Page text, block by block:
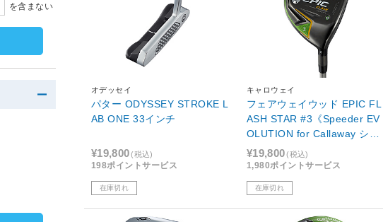
オデッセイ
パター ODYSSEY STROKE L
AB ONE 33インチ
¥19,800(税込)
198ポイントサービス
在庫切れ
キャロウェイ
フェアウェイウッド EPIC FL
ASH STAR #3《Speeder EV
OLUTION for Callaway シャ
フト》SR【エピック フラッシ
ュ スター】
¥19,800(税込)
1,980ポイントサービス
在庫切れ
を含まない